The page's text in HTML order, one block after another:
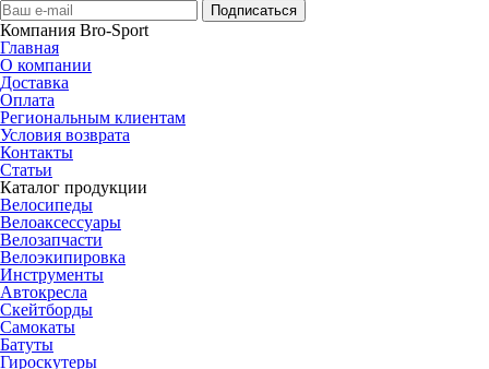
Подписаться
Компания Bro-Sport
Главная
О компании
Доставка
Оплата
Региональным клиентам
Условия возврата
Контакты
Статьи
Каталог продукции
Велосипеды
Велоаксессуары
Велозапчасти
Велоэкипировка
Инструменты
Автокресла
Скейтборды
Самокаты
Батуты
Гироскутеры